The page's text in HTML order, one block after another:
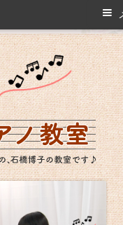
博子の教室です。